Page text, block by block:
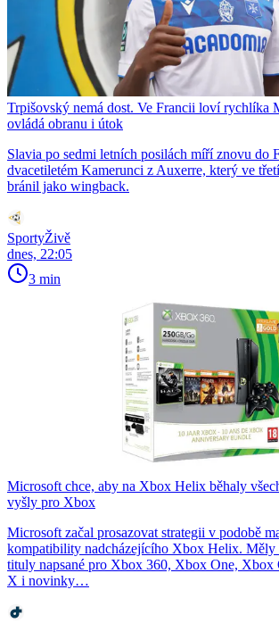
Trpišovský nemá dost. Ve Francii loví rychlíka
ovládá obranu i útok
Slavia po sedmi letních posilách míří znovu do
dvacetiletém Kamerunci z Auxerre, který ve
bránil jako wingback.
SportyŽivě
dnes, 22:05
3 min
Microsoft chce, aby na Xbox Helix běhaly
vyšly pro Xbox
Microsoft začal prosazovat strategii v podobě
kompatibility nadcházejícího Xbox Helix. Měly
tituly napsané pro Xbox 360, Xbox One, Xbox
X i novinky…